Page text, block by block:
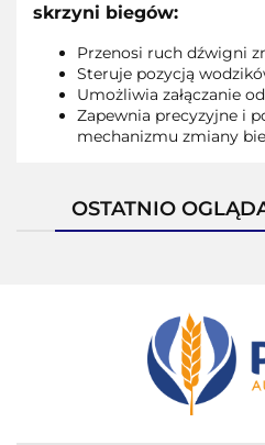
skrzyni biegów:
Przenosi ruch dźwigni
Steruje pozycją
Umożliwia załączanie
Zapewnia precyzyjne i
mechanizmu zmiany
OSTATNIO